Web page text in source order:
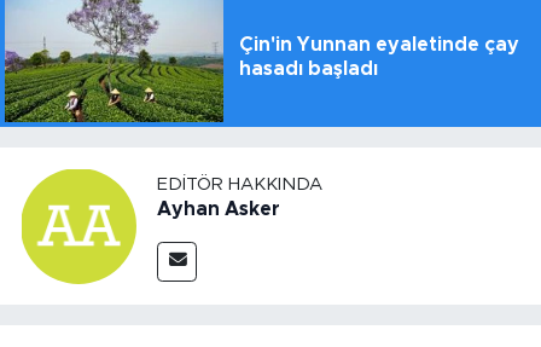
Çin'in Yunnan eyaletinde çay
hasadı başladı
EDITÖR HAKKINDA
Ayhan Asker